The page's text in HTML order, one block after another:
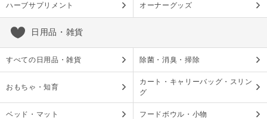
ハーブサプリメント オーナーグッズ
日用品・雑貨
すべての日用品・雑貨 除菌・消臭・掃除
おもちゃ・知育
カート・キャリーバッグ・スリン
グ
ベッド・マット フードボウル・小物